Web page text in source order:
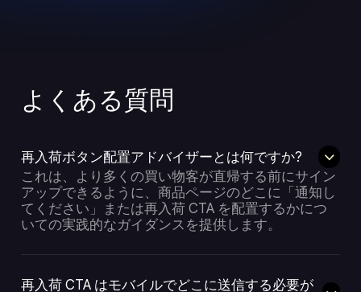
よくある質問
再入荷ボタン配置アドバイザーとは何ですか?
これは、より多くの買い物客が直帰する前にサイン
アップできるように、商品ページのどこに「通知し
てください」または再入荷 CTA を配置するかにつ
いての実践的なガイダンスを提供します。
再入荷 CTA はモバイルでどこに送信する必要が